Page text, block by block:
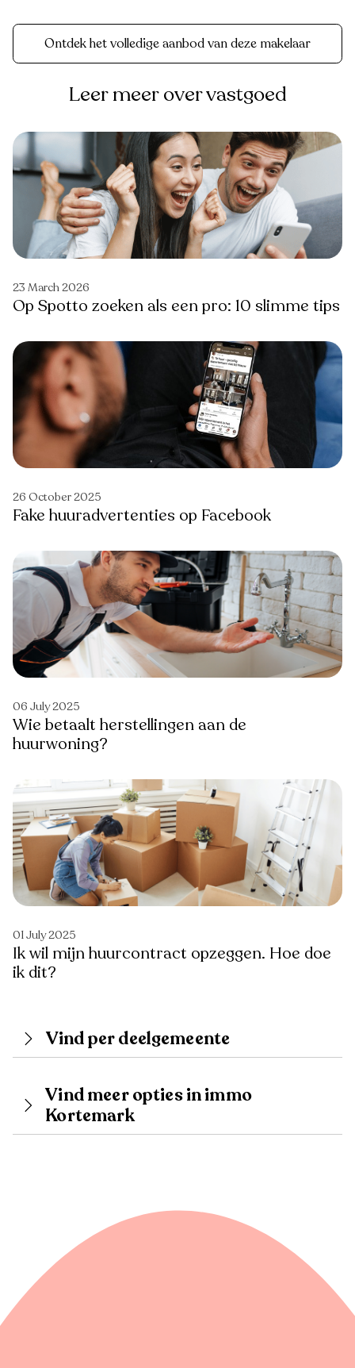
Ontdek het volledige aanbod van deze makelaar
Leer meer over vastgoed
23 March 2026
Op Spotto zoeken als een pro: 10 slimme tips
26 October 2025
Fake huuradvertenties op Facebook
06 July 2025
Wie betaalt herstellingen aan de
huurwoning?
01 July 2025
Ik wil mijn huurcontract opzeggen. Hoe doe
ik dit?
Vind per deelgemeente
Vind meer opties in immo
Kortemark